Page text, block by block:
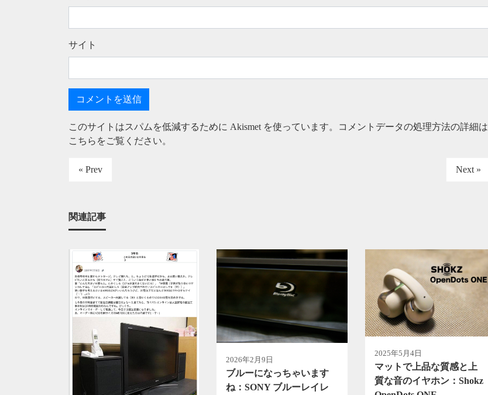
サイト
このサイトはスパムを低減するために Akismet を使っています。
コメントデータの処理方法の詳細は
こちらをご覧ください。
« Prev Next »
関連記事
2026年2月9日
ブルーになっちゃいます
ね：SONY ブルーレイレ
2025年5月4日
マットで上品な質感と上
質な音のイヤホン：Shokz